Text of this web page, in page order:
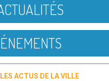
ACTUS DE LA VILLE